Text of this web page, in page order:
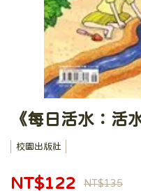
《每日活水：活
校園出版社
NT$122 NT$135